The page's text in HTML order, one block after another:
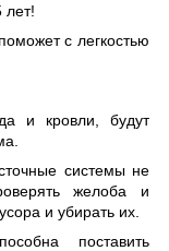
лет!
с легкостью
и кровли, будут
системы не
желоба и
и убирать их.
поставить